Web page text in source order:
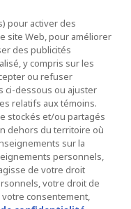
s.r.l.
| New York
pour activer des
site Web, pour améliorer
des publicités
y compris sur les
ou refuser
ci-dessous ou ajuster
relatifs aux témoins.
stockés et/ou partagés
dehors du territoire où
sur la
personnels,
de votre droit
votre droit de
consentement,